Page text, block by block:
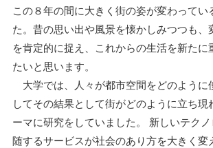
この８年の間に大きく街の姿が変わってい
た。昔の思い出や風景を懐かしみつつも、
を肯定的に捉え、これからの生活を新たに
たいと思います。
大学では、人々が都市空間をどのように
してその結果として街がどのように立ち現
ーマに研究をしていました。 新しいテク
随するサービスが社会のあり方を大きく変